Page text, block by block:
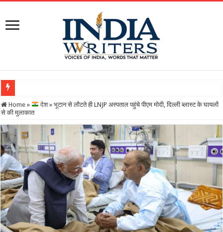
Home » देश » भूटान से लौटते ही LNJP अस्पताल पहुंचे पीएम मोदी, दिल्ली ब्लास्ट के घायलों
से की मुलाकात